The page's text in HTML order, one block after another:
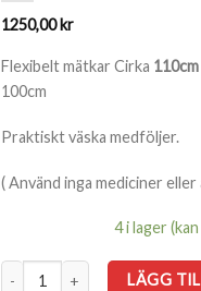
1250,00kr
Flexibelt mätkar Cirka
100cm
Praktiskt väska medföljer.
( Använd inga mediciner
4 i lager
Mätbalja flexibel 100cm x
LÄGG